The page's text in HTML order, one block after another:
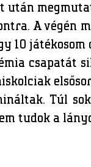
után
A végén
10
csapatát
Túl
tudok a